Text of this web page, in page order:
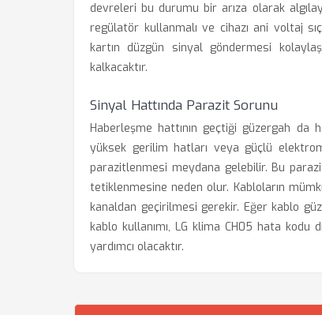
devreleri bu durumu bir arıza olarak
regülatör kullanmalı ve cihazı ani voltaj
kartın düzgün sinyal göndermesi
kalkacaktır.
Sinyal Hattında Parazit Sorunu
Haberleşme hattının geçtiği güzergah
yüksek gerilim hatları veya güçlü
parazitlenmesi meydana gelebilir. Bu
tetiklenmesine neden olur. Kabloların
kanaldan geçirilmesi gerekir. Eğer kablo
kablo kullanımı, LG klima CH05 hata kodu
yardımcı olacaktır.